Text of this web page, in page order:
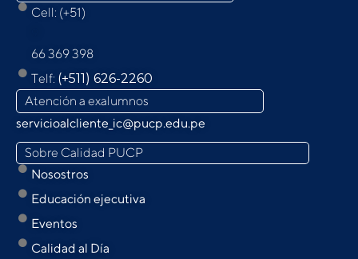
Cell: (+51)
66 369 398
Telf: (+511) 626-2260
Atención a exalumnos
servicioalcliente_ic@pucp.edu.pe
Sobre Calidad PUCP
Nosostros
Educación ejecutiva
Eventos
Calidad al Día